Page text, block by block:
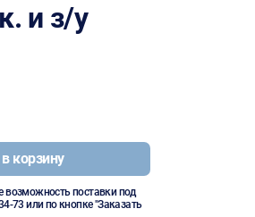
и з/у
корзину
возможность поставки под
73 или по кнопке "Заказать